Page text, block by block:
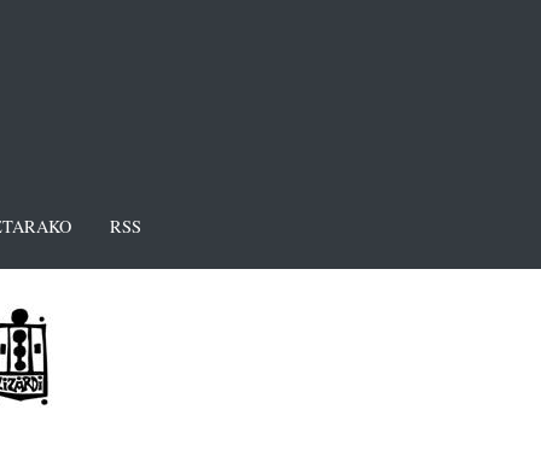
RSS